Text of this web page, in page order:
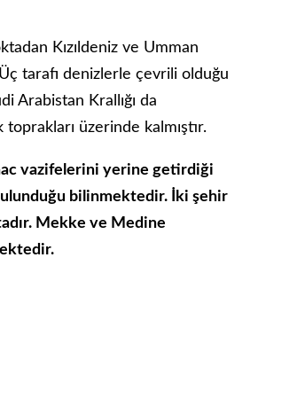
Kızıldeniz ve Umman
tarafı denizlerle çevrili olduğu
Arabistan Krallığı da
üzerinde kalmıştır.
vazifelerini yerine getirdiği
bilinmektedir. İki şehir
Mekke ve Medine